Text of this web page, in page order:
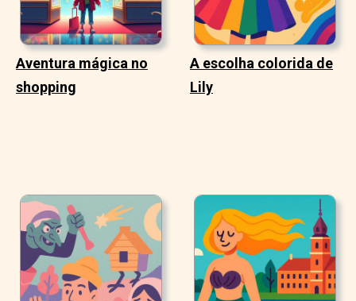
Aventura mágica no
shopping
A escolha colorida de
Lily